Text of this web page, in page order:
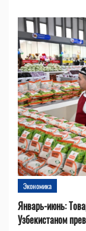
Экономика
Январь-июнь:
Узбекистаном